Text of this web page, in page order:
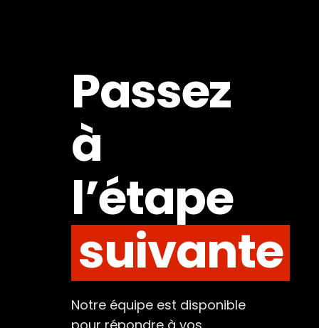
Passez
à
l’étape
suivante
Notre équipe est disponible